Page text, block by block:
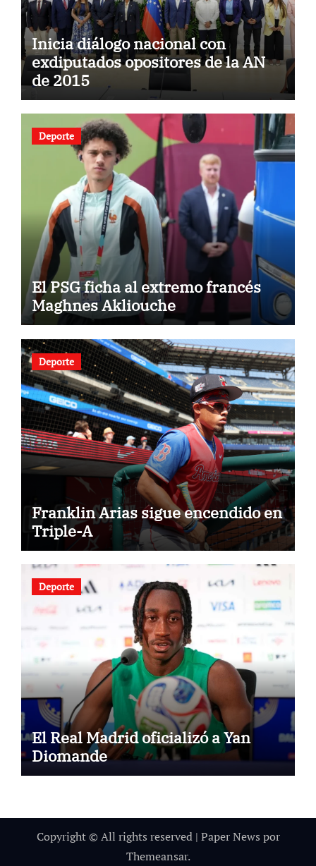
Inicia diálogo nacional con
exdiputados opositores de la AN
de 2015
Deporte
El PSG ficha al extremo francés
Maghnes Akliouche
Deporte
Franklin Arias sigue encendido en
Triple-A
Deporte
El Real Madrid oficializó a Yan
Diomande
Copyright © All rights reserved | Paper News por
Themeansar.